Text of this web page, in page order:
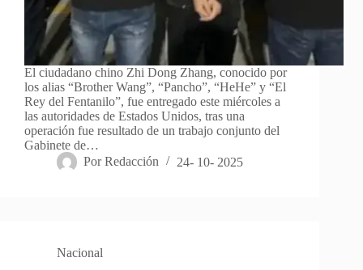
El ciudadano chino Zhi Dong Zhang, conocido por
los alias “Brother Wang”, “Pancho”, “HeHe” y “El
Rey del Fentanilo”, fue entregado este miércoles a
las autoridades de Estados Unidos, tras una
operación fue resultado de un trabajo conjunto del
Gabinete de…
Por Redacción 24- 10- 2025
Nacional